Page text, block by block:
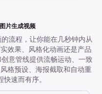
片生成视频
流程，让你能在几秒钟内从
效果、风格化动画还是产品
意管线提供流畅运动、一致
格预设、海报截取和自动重
速而有序。